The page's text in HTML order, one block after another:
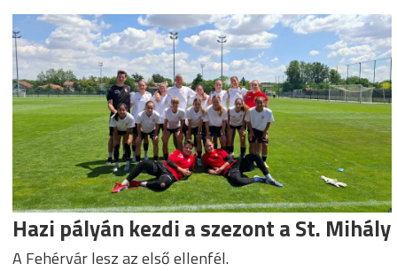
Hazi pályán kezdi a szezont a St. Mihály
A Fehérvár lesz az első ellenfél.